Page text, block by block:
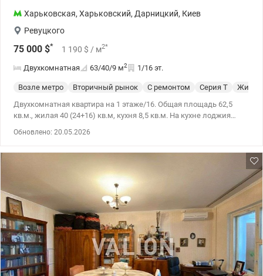
Харьковская, Харьковский, Дарницкий, Киев
Ревуцкого
75 000 $* 1 190 $ / м2*
Двухкомнатная 63/40/9 м2 1/16 эт.
Возле метро Вторичный рынок С ремонтом Серия Т
Жилое
Двухкомнатная квартира на 1 этаже/16. Общая площадь 62,5
кв.м., жилая 40 (24+16) кв.м, кухня 8,5 кв.м. На кухне лоджия
Обновлено: 20.05.2026